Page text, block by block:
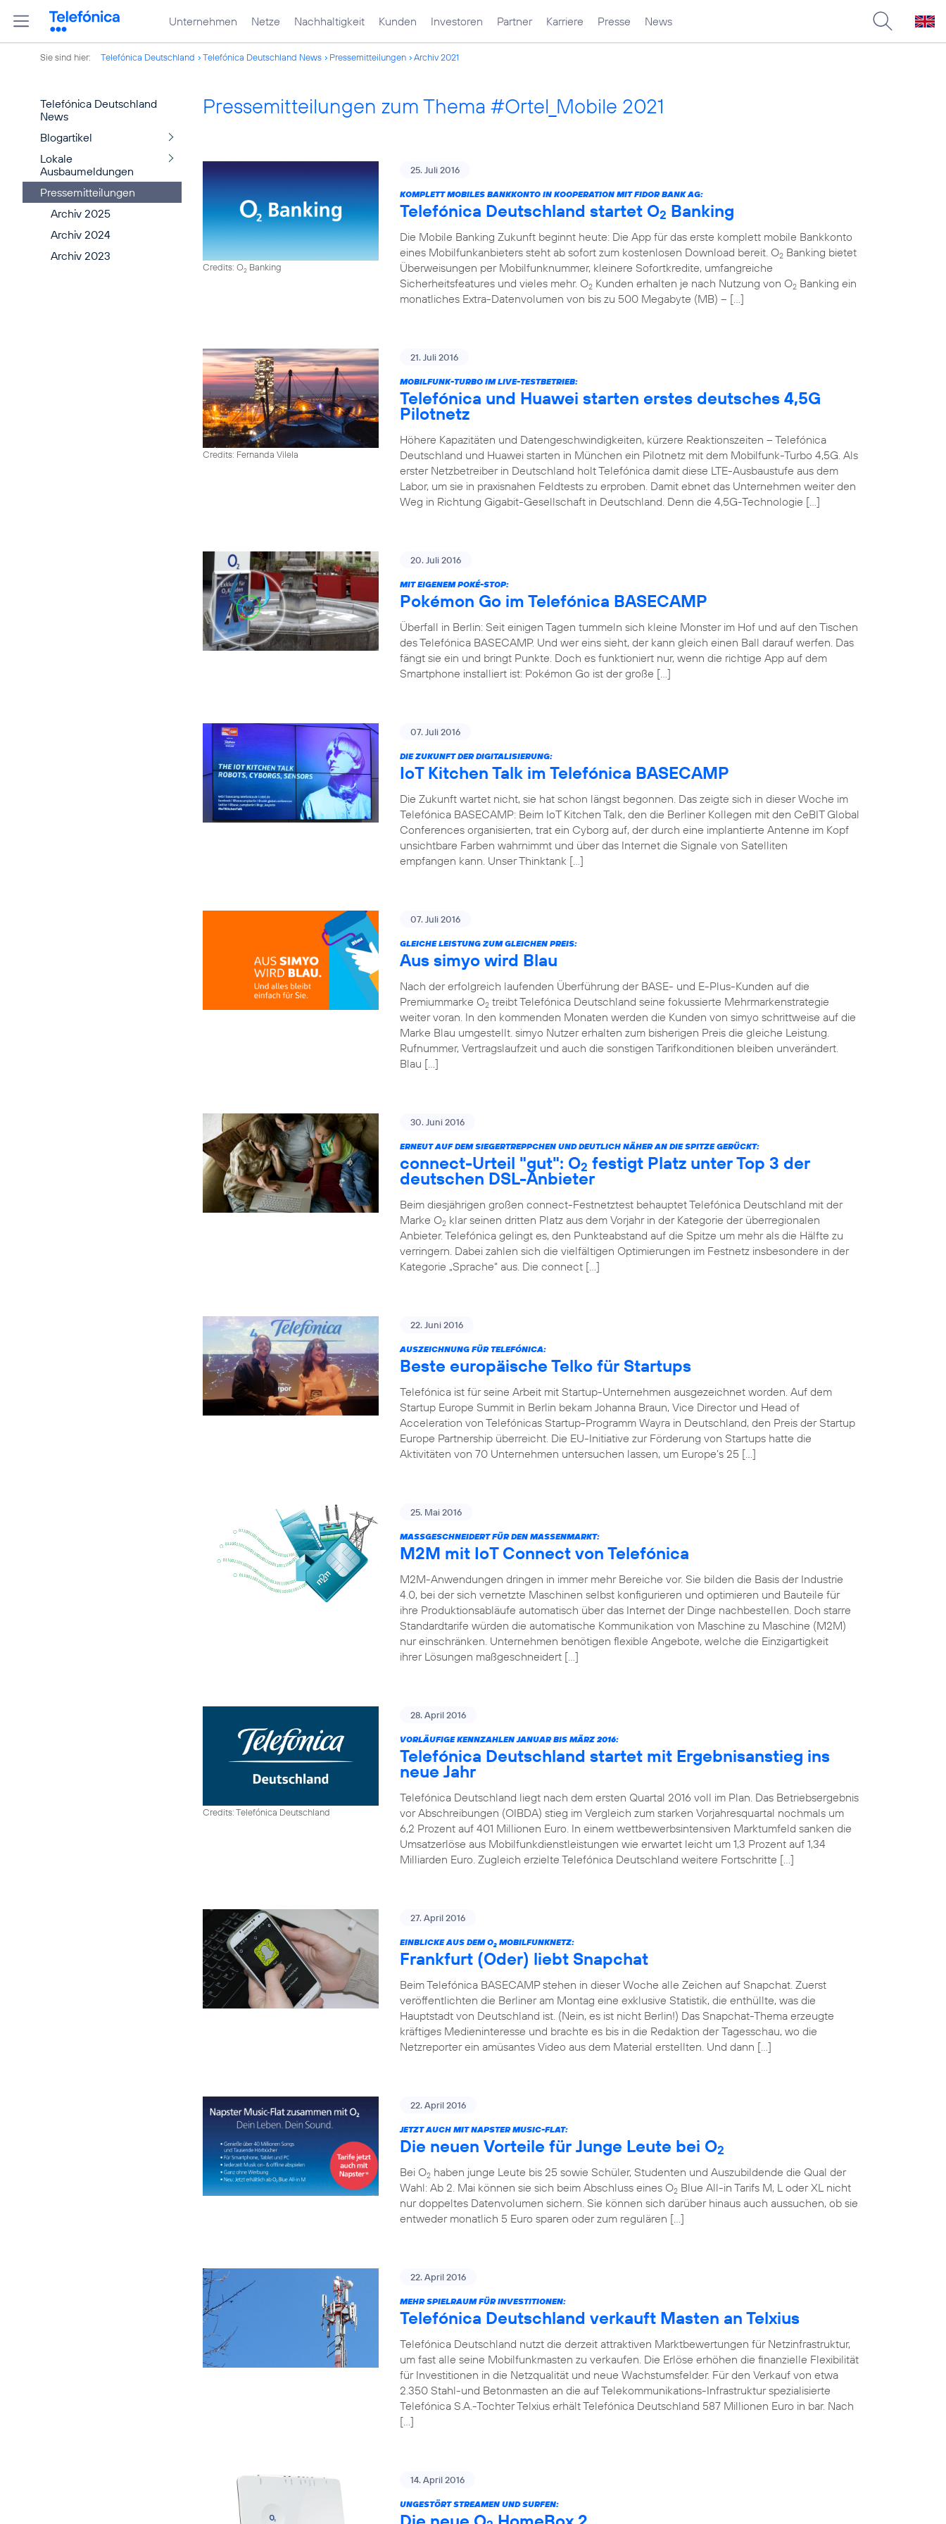
Unternehmen Netze Nachhaltigkeit Kunden Investoren Partner Karriere Presse News
Sie sind hier: Telefónica Deutschland Telefónica Deutschland News Pressemitteilungen Archiv 2021
Telefónica Deutschland
News
Blogartikel
Lokale
Ausbaumeldungen
Pressemitteilungen
Archiv 2025
Archiv 2024
Archiv 2023
Pressemitteilungen zum Thema #Ortel_Mobile 2021
Credits: O2 Banking
25. Juli 2016
KOMPLETT MOBILES BANKKONTO IN KOOPERATION MIT FIDOR BANK AG:
Telefónica Deutschland startet O2 Banking
Die Mobile Banking Zukunft beginnt heute: Die App für das erste komplett mobile Bankkonto
eines Mobilfunkanbieters steht ab sofort zum kostenlosen Download bereit. O2 Banking bietet
Überweisungen per Mobilfunknummer, kleinere Sofortkredite, umfangreiche
Sicherheitsfeatures und vieles mehr. O2 Kunden erhalten je nach Nutzung von O2 Banking ein
monatliches Extra-Datenvolumen von bis zu 500 Megabyte (MB) – […]
Credits: Fernanda Vilela
21. Juli 2016
MOBILFUNK-TURBO IM LIVE-TESTBETRIEB:
Telefónica und Huawei starten erstes deutsches 4,5G
Pilotnetz
Höhere Kapazitäten und Datengeschwindigkeiten, kürzere Reaktionszeiten – Telefónica
Deutschland und Huawei starten in München ein Pilotnetz mit dem Mobilfunk-Turbo 4,5G. Als
erster Netzbetreiber in Deutschland holt Telefónica damit diese LTE-Ausbaustufe aus dem
Labor, um sie in praxisnahen Feldtests zu erproben. Damit ebnet das Unternehmen weiter den
Weg in Richtung Gigabit-Gesellschaft in Deutschland. Denn die 4,5G-Technologie […]
20. Juli 2016
MIT EIGENEM POKÉ-STOP:
Pokémon Go im Telefónica BASECAMP
Überfall in Berlin: Seit einigen Tagen tummeln sich kleine Monster im Hof und auf den Tischen
des Telefónica BASECAMP. Und wer eins sieht, der kann gleich einen Ball darauf werfen. Das
fängt sie ein und bringt Punkte. Doch es funktioniert nur, wenn die richtige App auf dem
Smartphone installiert ist: Pokémon Go ist der große […]
07. Juli 2016
DIE ZUKUNFT DER DIGITALISIERUNG:
IoT Kitchen Talk im Telefónica BASECAMP
Die Zukunft wartet nicht, sie hat schon längst begonnen. Das zeigte sich in dieser Woche im
Telefónica BASECAMP: Beim IoT Kitchen Talk, den die Berliner Kollegen mit den CeBIT Global
Conferences organisierten, trat ein Cyborg auf, der durch eine implantierte Antenne im Kopf
unsichtbare Farben wahrnimmt und über das Internet die Signale von Satelliten
empfangen kann. Unser Thinktank […]
07. Juli 2016
GLEICHE LEISTUNG ZUM GLEICHEN PREIS:
Aus simyo wird Blau
Nach der erfolgreich laufenden Überführung der BASE- und E-Plus-Kunden auf die
Premiummarke O2 treibt Telefónica Deutschland seine fokussierte Mehrmarkenstrategie
weiter voran. In den kommenden Monaten werden die Kunden von simyo schrittweise auf die
Marke Blau umgestellt. simyo Nutzer erhalten zum bisherigen Preis die gleiche Leistung.
Rufnummer, Vertragslaufzeit und auch die sonstigen Tarifkonditionen bleiben unverändert.
Blau […]
30. Juni 2016
ERNEUT AUF DEM SIEGERTREPPCHEN UND DEUTLICH NÄHER AN DIE SPITZE GERÜCKT:
connect-Urteil "gut": O2 festigt Platz unter Top 3 der
deutschen DSL-Anbieter
Beim diesjährigen großen connect-Festnetztest behauptet Telefónica Deutschland mit der
Marke O2 klar seinen dritten Platz aus dem Vorjahr in der Kategorie der überregionalen
Anbieter. Telefónica gelingt es, den Punkteabstand auf die Spitze um mehr als die Hälfte zu
verringern. Dabei zahlen sich die vielfältigen Optimierungen im Festnetz insbesondere in der
Kategorie „Sprache“ aus. Die connect […]
22. Juni 2016
AUSZEICHNUNG FÜR TELEFÓNICA:
Beste europäische Telko für Startups
Telefónica ist für seine Arbeit mit Startup-Unternehmen ausgezeichnet worden. Auf dem
Startup Europe Summit in Berlin bekam Johanna Braun, Vice Director und Head of
Acceleration von Telefónicas Startup-Programm Wayra in Deutschland, den Preis der Startup
Europe Partnership überreicht. Die EU-Initiative zur Förderung von Startups hatte die
Aktivitäten von 70 Unternehmen untersuchen lassen, um Europe’s 25 […]
25. Mai 2016
MASSGESCHNEIDERT FÜR DEN MASSENMARKT:
M2M mit IoT Connect von Telefónica
M2M-Anwendungen dringen in immer mehr Bereiche vor. Sie bilden die Basis der Industrie
4.0, bei der sich vernetzte Maschinen selbst konfigurieren und optimieren und Bauteile für
ihre Produktionsabläufe automatisch über das Internet der Dinge nachbestellen. Doch starre
Standardtarife würden die automatische Kommunikation von Maschine zu Maschine (M2M)
nur einschränken. Unternehmen benötigen flexible Angebote, welche die Einzigartigkeit
ihrer Lösungen maßgeschneidert […]
Credits: Telefónica Deutschland
28. April 2016
VORLÄUFIGE KENNZAHLEN JANUAR BIS MÄRZ 2016:
Telefónica Deutschland startet mit Ergebnisanstieg ins
neue Jahr
Telefónica Deutschland liegt nach dem ersten Quartal 2016 voll im Plan. Das Betriebsergebnis
vor Abschreibungen (OIBDA) stieg im Vergleich zum starken Vorjahresquartal nochmals um
6,2 Prozent auf 401 Millionen Euro. In einem wettbewerbsintensiven Marktumfeld sanken die
Umsatzerlöse aus Mobilfunkdienstleistungen wie erwartet leicht um 1,3 Prozent auf 1,34
Milliarden Euro. Zugleich erzielte Telefónica Deutschland weitere Fortschritte […]
27. April 2016
EINBLICKE AUS DEM O2 MOBILFUNKNETZ:
Frankfurt (Oder) liebt Snapchat
Beim Telefónica BASECAMP stehen in dieser Woche alle Zeichen auf Snapchat. Zuerst
veröffentlichten die Berliner am Montag eine exklusive Statistik, die enthüllte, was die
Hauptstadt von Deutschland ist. (Nein, es ist nicht Berlin!) Das Snapchat-Thema erzeugte
kräftiges Medieninteresse und brachte es bis in die Redaktion der Tagesschau, wo die
Netzreporter ein amüsantes Video aus dem Material erstellten. Und dann […]
22. April 2016
JETZT AUCH MIT NAPSTER MUSIC-FLAT:
Die neuen Vorteile für Junge Leute bei O2
Bei O2 haben junge Leute bis 25 sowie Schüler, Studenten und Auszubildende die Qual der
Wahl: Ab 2. Mai können sie sich beim Abschluss eines O2 Blue All-in Tarifs M, L oder XL nicht
nur doppeltes Datenvolumen sichern. Sie können sich darüber hinaus auch aussuchen, ob sie
entweder monatlich 5 Euro sparen oder zum regulären […]
22. April 2016
MEHR SPIELRAUM FÜR INVESTITIONEN:
Telefónica Deutschland verkauft Masten an Telxius
Telefónica Deutschland nutzt die derzeit attraktiven Marktbewertungen für Netzinfrastruktur,
um fast alle seine Mobilfunkmasten zu verkaufen. Die Erlöse erhöhen die finanzielle Flexibilität
für Investitionen in die Netzqualität und neue Wachstumsfelder. Für den Verkauf von etwa
2.350 Stahl-und Betonmasten an die auf Telekommunikations-Infrastruktur spezialisierte
Telefónica S.A.-Tochter Telxius erhält Telefónica Deutschland 587 Millionen Euro in bar. Nach
[…]
14. April 2016
UNGESTÖRT STREAMEN UND SURFEN: